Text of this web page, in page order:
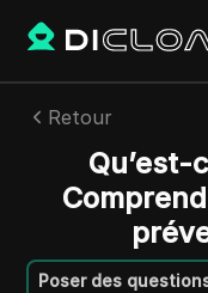
Retour
Qu’est-
Poser des